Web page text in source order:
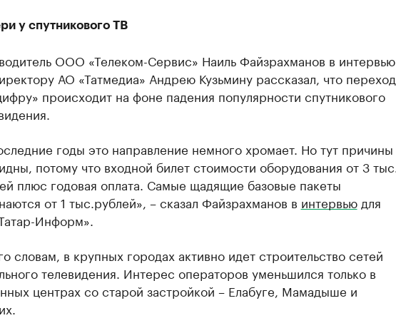
у спутникового ТВ
ООО «Телеком-Сервис» Наиль Файзрахманов в интервью
АО «Татмедиа» Андрею Кузьмину рассказал, что переход
происходит на фоне падения популярности спутникового
годы это направление немного хромает. Но тут причины
потому что входной билет стоимости оборудования от 3 тыс.
плюс годовая оплата. Самые щадящие базовые пакеты
от 1 тыс.рублей», – сказал Файзрахманов в интервьюдля
Информ».
словам, в крупных городах активно идет строительство сетей
телевидения. Интерес операторов уменьшился только в
центрах со старой застройкой – Елабуге, Мамадыше и